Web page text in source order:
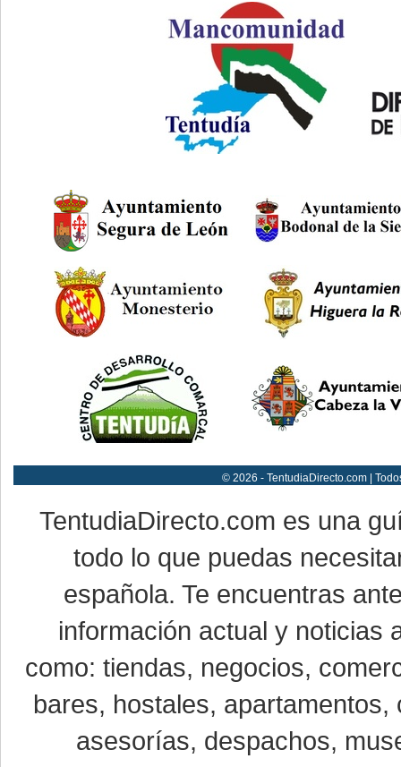
© 2026 - TentudiaDirecto.com |
TentudiaDirecto.com es una
todo lo que puedas
española. Te encuentras
información actual y noticias
como: tiendas, negocios,
bares, hostales,
asesorías, despachos,